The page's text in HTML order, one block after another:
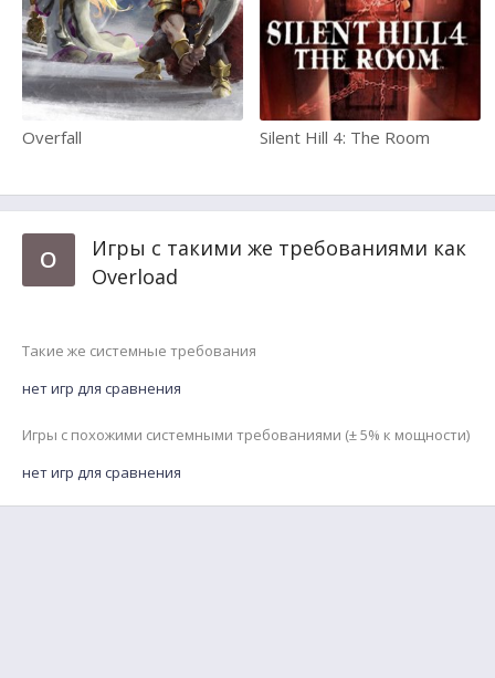
Overfall Silent Hill 4: The Room
O
Игры с такими же требованиями как
Overload
Такие же системные требования
нет игр для сравнения
Игры с похожими системными требованиями (± 5% к мощности)
нет игр для сравнения